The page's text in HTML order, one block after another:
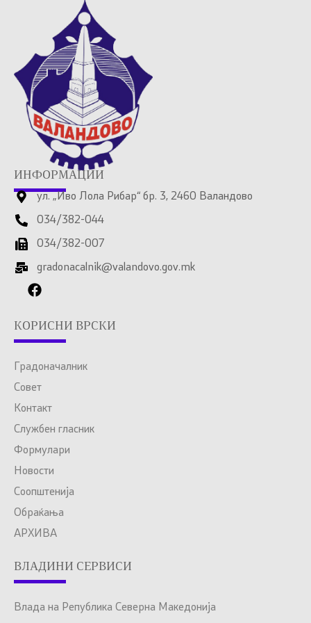
ИНФОРМАЦИИ
ул. „Иво Лола Рибар“ бр. 3, 2460 Валандово
034/382-044
034/382-007
gradonacalnik@valandovo.gov.mk
КОРИСНИ ВРСКИ
Градоначалник
Совет
Контакт
Службен гласник
Формулари
Новости
Соопштенија
Обраќања
АРХИВА
ВЛАДИНИ СЕРВИСИ
Влада на Република Северна Македонија